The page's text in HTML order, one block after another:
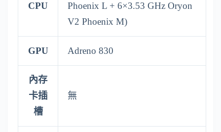
CPU
Phoenix L + 6×3.53 GHz Oryon
V2 Phoenix M)
GPU Adreno 830
內存
卡插
槽
無